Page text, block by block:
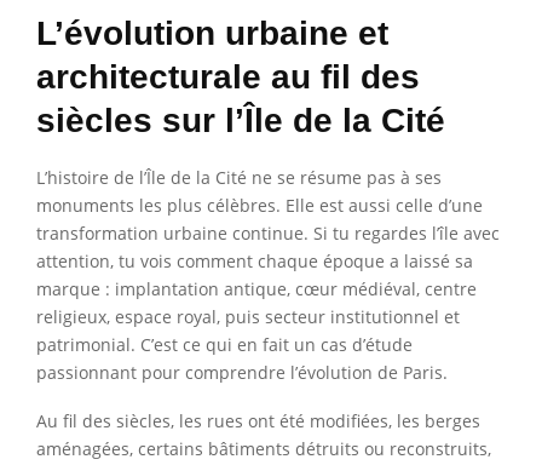
L’évolution urbaine et
architecturale au fil des
siècles sur l’Île de la Cité
L’histoire de l’Île de la Cité ne se résume pas à ses
monuments les plus célèbres. Elle est aussi celle d’une
transformation urbaine continue. Si tu regardes l’île avec
attention, tu vois comment chaque époque a laissé sa
marque : implantation antique, cœur médiéval, centre
religieux, espace royal, puis secteur institutionnel et
patrimonial. C’est ce qui en fait un cas d’étude
passionnant pour comprendre l’évolution de Paris.
Au fil des siècles, les rues ont été modifiées, les berges
aménagées, certains bâtiments détruits ou reconstruits,